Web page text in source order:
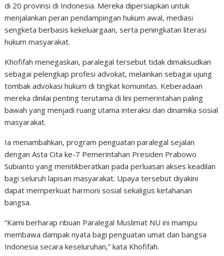
di 20 provinsi di Indonesia. Mereka dipersiapkan untuk
menjalankan peran pendampingan hukum awal, mediasi
sengketa berbasis kekeluargaan, serta peningkatan literasi
hukum masyarakat.
Khofifah menegaskan, paralegal tersebut tidak dimaksudkan
sebagai pelengkap profesi advokat, melainkan sebagai ujung
tombak advokasi hukum di tingkat komunitas. Keberadaan
mereka dinilai penting terutama di lini pemerintahan paling
bawah yang menjadi ruang utama interaksi dan dinamika sosial
masyarakat.
Ia menambahkan, program penguatan paralegal sejalan
dengan Asta Cita ke-7 Pemerintahan Presiden Prabowo
Subianto yang menitikberatkan pada perluasan akses keadilan
bagi seluruh lapisan masyarakat. Upaya tersebut diyakini
dapat memperkuat harmoni sosial sekaligus ketahanan
bangsa.
“Kami berharap ribuan Paralegal Muslimat NU ini mampu
membawa dampak nyata bagi penguatan umat dan bangsa
Indonesia secara keseluruhan,” kata Khofifah.